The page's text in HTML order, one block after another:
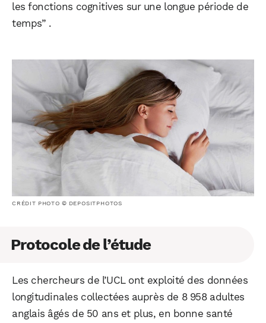
les fonctions cognitives sur une longue période de
temps” .
CRÉDIT PHOTO © DEPOSITPHOTOS
Protocole de l’étude
Les chercheurs de l’UCL ont exploité des données
longitudinales collectées auprès de 8 958 adultes
anglais âgés de 50 ans et plus, en bonne santé